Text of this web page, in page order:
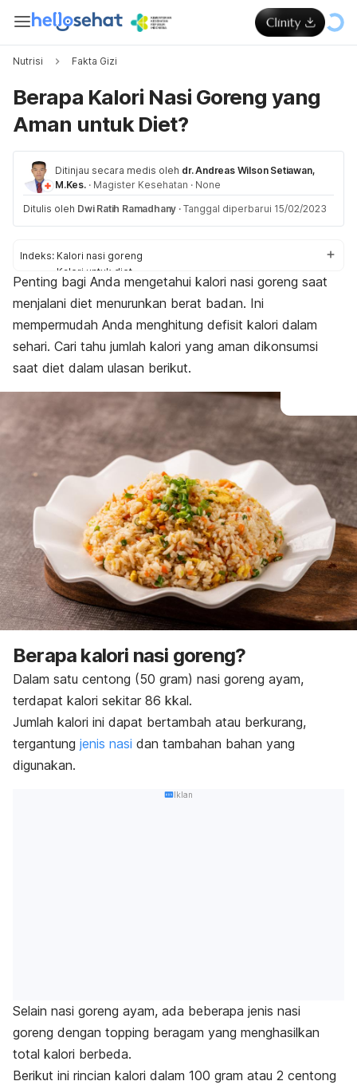
Nutrisi Fakta Gizi
Berapa Kalori Nasi Goreng yang
Aman untuk Diet?
Ditinjau secara medis oleh dr. Andreas Wilson Setiawan,
M.Kes. · Magister Kesehatan · None
Ditulis oleh Dwi Ratih Ramadhany · Tanggal diperbarui 15/02/2023
Indeks: Kalori nasi goreng
Kalori untuk diet
Tips makan sehat
Penting bagi Anda mengetahui kalori nasi goreng saat
menjalani diet menurunkan berat badan. Ini
mempermudah Anda menghitung defisit kalori dalam
sehari. Cari tahu jumlah kalori yang aman dikonsumsi
saat diet dalam ulasan berikut.
Berapa kalori nasi goreng?
Dalam satu centong (50 gram) nasi goreng ayam,
terdapat kalori sekitar 86 kkal.
Jumlah kalori ini dapat bertambah atau berkurang,
tergantung jenis nasi dan tambahan bahan yang
digunakan.
Iklan
Selain nasi goreng ayam, ada beberapa jenis nasi
goreng dengan topping beragam yang menghasilkan
total kalori berbeda.
Berikut ini rincian kalori dalam 100 gram atau 2 centong